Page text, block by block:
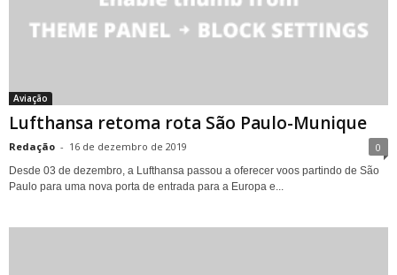
Aviação
Lufthansa retoma rota São Paulo-Munique
Redação - 16 de dezembro de 2019 0
Desde 03 de dezembro, a Lufthansa passou a oferecer voos partindo de São
Paulo para uma nova porta de entrada para a Europa e...